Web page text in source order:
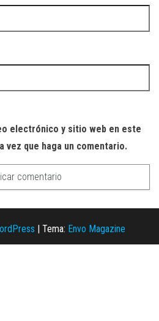
electrónico y sitio web en este
vez que haga un comentario.
Tema: Envo Magazine